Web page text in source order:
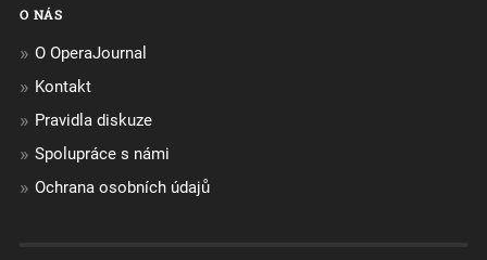
O NÁS
O OperaJournal
Kontakt
Pravidla diskuze
Spolupráce s námi
Ochrana osobních údajů